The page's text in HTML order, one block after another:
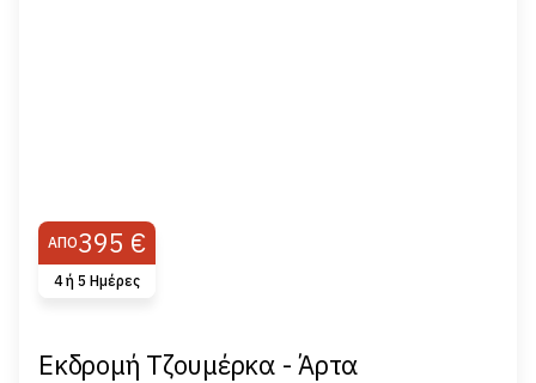
ΑΠΌ395 €
4 ή 5 Ημέρες
Εκδρομή Τζουμέρκα - Άρτα